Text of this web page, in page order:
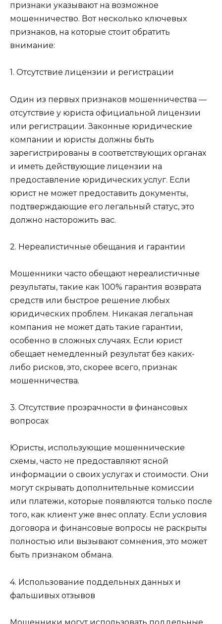
признаки указывают на возможное
мошенничество. Вот несколько ключевых
признаков, на которые стоит обратить
внимание:
1. Отсутствие лицензии и регистрации
Один из первых признаков мошенничества —
отсутствие у юриста официальной лицензии
или регистрации. Законные юридические
компании и юристы должны быть
зарегистрированы в соответствующих органах
и иметь действующие лицензии на
предоставление юридических услуг. Если
юрист не может предоставить документы,
подтверждающие его легальный статус, это
должно насторожить вас.
2. Нереалистичные обещания и гарантии
Мошенники часто обещают нереалистичные
результаты, такие как 100% гарантия возврата
средств или быстрое решение любых
юридических проблем. Никакая легальная
компания не может дать такие гарантии,
особенно в сложных случаях. Если юрист
обещает немедленный результат без каких-
либо рисков, это, скорее всего, признак
мошенничества.
3. Отсутствие прозрачности в финансовых
вопросах
Юристы, использующие мошеннические
схемы, часто не предоставляют ясной
информации о своих услугах и стоимости. Они
могут скрывать дополнительные комиссии
или платежи, которые появляются только после
того, как клиент уже внес оплату. Если условия
договора и финансовые вопросы не раскрыты
полностью или вызывают сомнения, это может
быть признаком обмана.
4. Использование поддельных данных и
фальшивых отзывов